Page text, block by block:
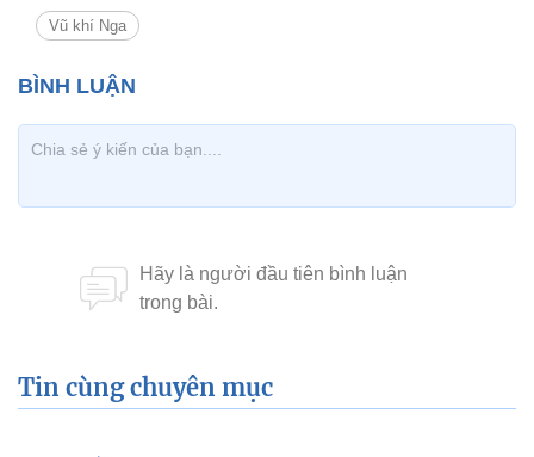
Vũ khí Nga
Tin cùng chuyên mục